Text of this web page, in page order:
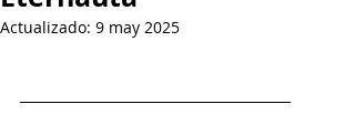
Actualizado: 9 may 2025